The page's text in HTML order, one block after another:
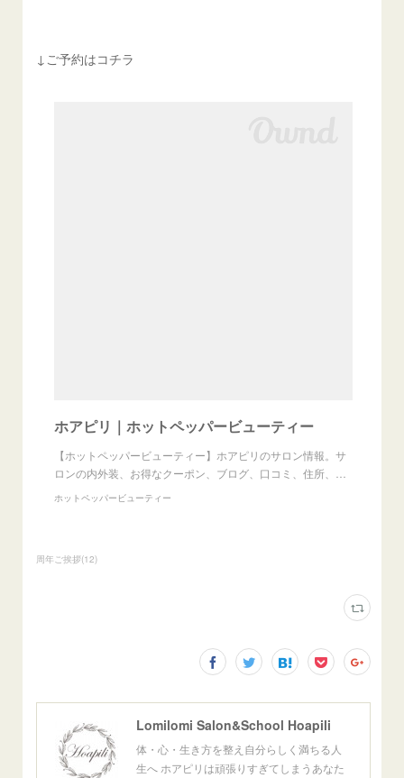
↓ご予約はコチラ
ホアピリ｜ホットペッパービューティー
【ホットペッパービューティー】ホアピリのサロン情報。サ
ロンの内外装、お得なクーポン、ブログ、口コミ、住所、…
ホットペッパービューティー
周年ご挨拶(12)
Lomilomi Salon&School Hoapili
体・心・生き方を整え自分らしく満ちる人
生へ ホアピリは頑張りすぎてしまうあなた